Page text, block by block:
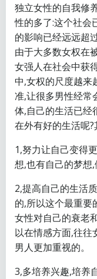
独立女性的自我修
性的多了:这个社会
的影响已经远远超
由于大多数女权在
女强人在社会中获
中,女权的尺度越来
准,让很多男性经常
体,自己的生活已经
在外有好的生活呢
1,努力让自己变得
想,也有自己的梦想,
2,提高自己的生活
的,所以这个最重要
女性对自己的衰老
以在情感方面,往往
男人更加重视的。
3,多培养兴趣,培养